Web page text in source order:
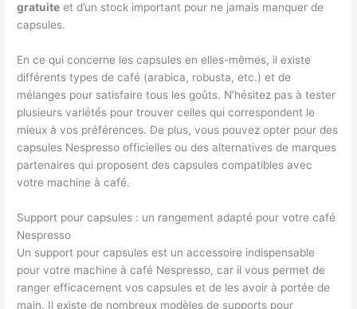
gratuite et d’un stock important pour ne jamais manquer de
capsules.
En ce qui concerne les capsules en elles-mêmes, il existe
différents types de café (arabica, robusta, etc.) et de
mélanges pour satisfaire tous les goûts. N’hésitez pas à tester
plusieurs variétés pour trouver celles qui correspondent le
mieux à vos préférences. De plus, vous pouvez opter pour des
capsules Nespresso officielles ou des alternatives de marques
partenaires qui proposent des capsules compatibles avec
votre machine à café.
Support pour capsules : un rangement adapté pour votre café
Nespresso
Un support pour capsules est un accessoire indispensable
pour votre machine à café Nespresso, car il vous permet de
ranger efficacement vos capsules et de les avoir à portée de
main. Il existe de nombreux modèles de supports pour